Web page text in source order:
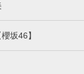
坂46】